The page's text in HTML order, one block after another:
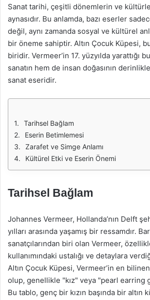
Sanat tarihi, çeşitli dönemlerin ve
aynasıdır. Bu anlamda, bazı eserler
değil, aynı zamanda sosyal ve kültürel
bir öneme sahiptir. Altın Çocuk Küpesi,
biridir. Vermeer’in 17. yüzyılda yarattığı
sanatın hem de insan doğasının
sanat eseridir.
Tarihsel Bağlam
Eserin Betimlemesi
Zarafet ve Simge Anlamı
Kültürel Etki ve Eserin Önemi
Tarihsel Bağlam
Johannes Vermeer, Hollanda’nın Delft
yılları arasında yaşamış bir ressamdır.
sanatçılarından biri olan Vermeer,
kullanımındaki ustalığı ve detaylara
Altın Çocuk Küpesi, Vermeer’in en
olup, genellikle "kız" veya "pearl earring
Bu tablo, genç bir kızın başında bir altın